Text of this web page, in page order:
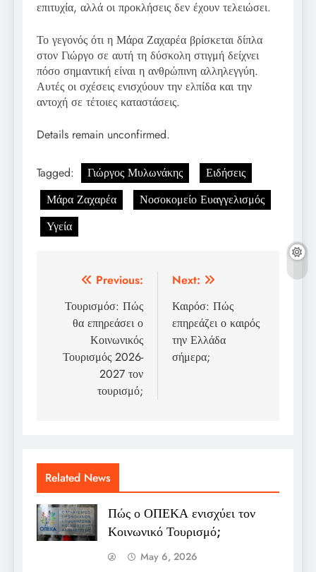
επιτυχία, αλλά οι προκλήσεις δεν έχουν τελειώσει.
Το γεγονός ότι η Μάρα Ζαχαρέα βρίσκεται δίπλα
στον Γιώργο σε αυτή τη δύσκολη στιγμή δείχνει
πόσο σημαντική είναι η ανθρώπινη αλληλεγγύη.
Αυτές οι σχέσεις ενισχύουν την ελπίδα και την
αντοχή σε τέτοιες καταστάσεις.
Details remain unconfirmed.
Tagged: Γιώργος Μυλωνάκης
Ειδήσεις
Μάρα Ζαχαρέα
Νοσοκομείο Ευαγγελισμός
Υγεία
Post
navigation
Previous:
Τουρισμόσ: Πώς
θα επηρεάσει ο
Κοινωνικός
Τουρισμός 2026-
2027 τον
τουρισμό;
Next:
Καιρόσ: Πώς
επηρεάζει ο καιρός
την Ελλάδα
σήμερα;
Related News
Πώς ο ΟΠΕΚΑ ενισχύει τον
Κοινωνικό Τουρισμό;
May 6, 2026